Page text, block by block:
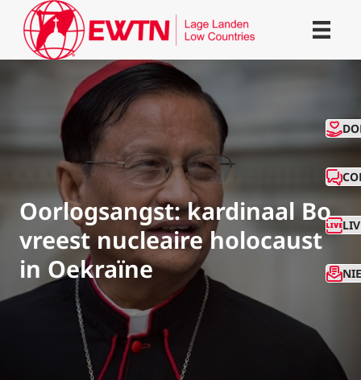
Oorlogsangst: kardinaal Bo
vreest nucleaire holocaust
in Oekraïne